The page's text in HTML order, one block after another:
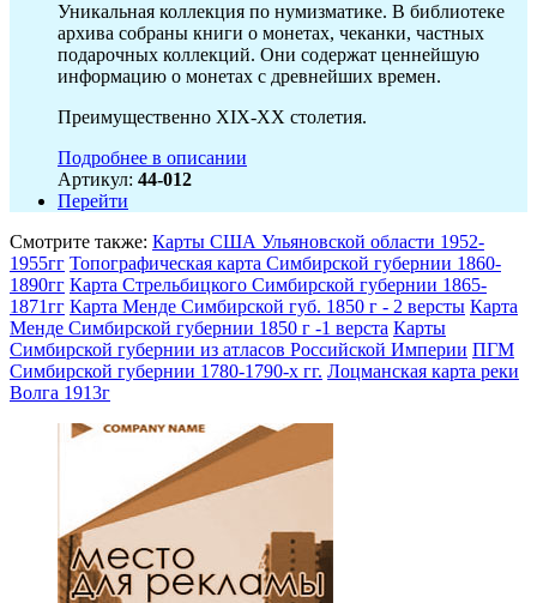
Уникальная коллекция по нумизматике. В библиотеке
архива собраны книги о монетах, чеканки, частных
подарочных коллекций. Они содержат ценнейшую
информацию о монетах с древнейших времен.
Преимущественно XIX-XX столетия.
Подробнее в описании
Артикул: 44-012
Перейти
Смотрите также: Карты США Ульяновской области 1952-
1955гг Топографическая карта Симбирской губернии 1860-
1890гг Карта Стрельбицкого Симбирской губернии 1865-
1871гг Карта Менде Симбирской губ. 1850 г - 2 версты Карта
Менде Симбирской губернии 1850 г -1 верста Карты
Симбирской губернии из атласов Российской Империи ПГМ
Симбирской губернии 1780-1790-х гг. Лоцманская карта реки
Волга 1913г